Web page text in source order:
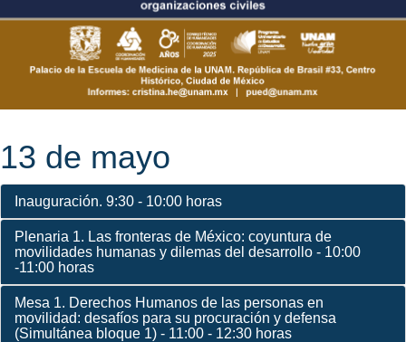
13 de mayo
Inauguración. 9:30 - 10:00 horas
Plenaria 1. Las fronteras de México: coyuntura de
movilidades humanas y dilemas del desarrollo - 10:00
-11:00 horas
Mesa 1. Derechos Humanos de las personas en
movilidad: desafíos para su procuración y defensa
(Simultánea bloque 1) - 11:00 - 12:30 horas